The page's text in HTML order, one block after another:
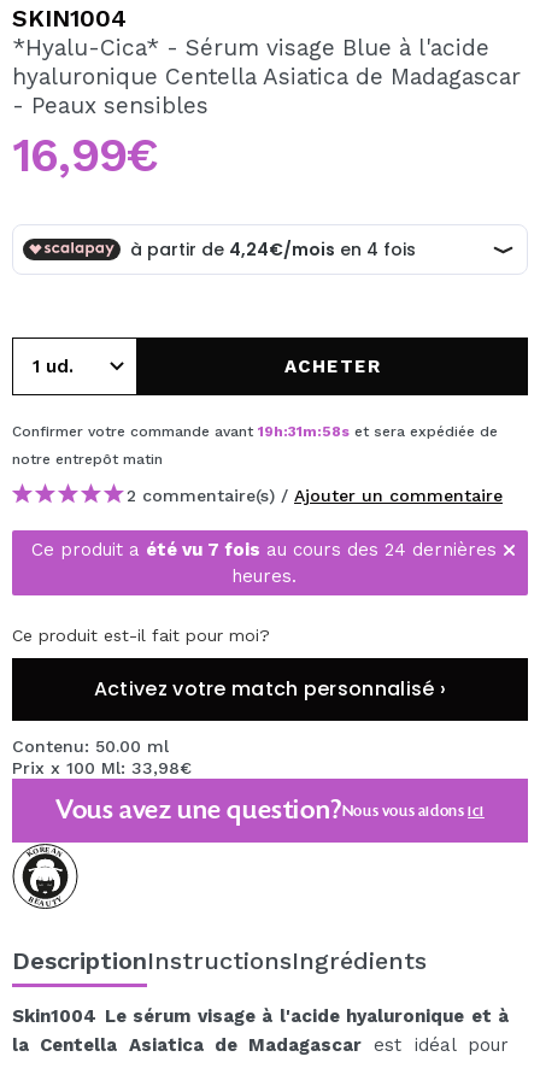
En créant un compte sur Maquibeauty.fr vous pourrez
effectuer vos achats rapidement, vérifier l'état de vos
commandes et consulter vos opérations précédentes.
SKIN1004
*Hyalu-Cica* - Sérum visage Blue à l'acide
hyaluronique Centella Asiatica de Madagascar
- Peaux sensibles
16,99€
ACHETER
Confirmer votre commande avant 19h:31m:58s et sera expédiée de
notre entrepôt matin
2 commentaire(s) / Ajouter un commentaire
Ce produit a été vu 7 fois au cours des 24 dernières
heures.
Ce produit est-il fait pour moi?
Activez votre match personnalisé ›
Contenu: 50.00 ml
Prix x 100 Ml: 33,98€
Vous avez une question?Nous vous aidonsici
DescriptionInstructionsIngrédients
Skin1004 Le sérum visage à l'acide hyaluronique et à
la Centella Asiatica de Madagascar est idéal pour